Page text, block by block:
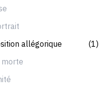
allégorique
(1)